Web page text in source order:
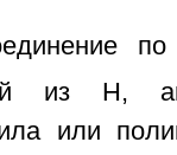
из H,
или